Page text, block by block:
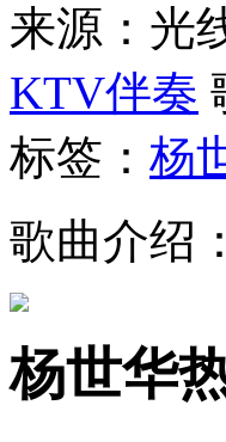
来源：光
KTV伴奏
标签： 杨
歌曲介绍：
杨世华